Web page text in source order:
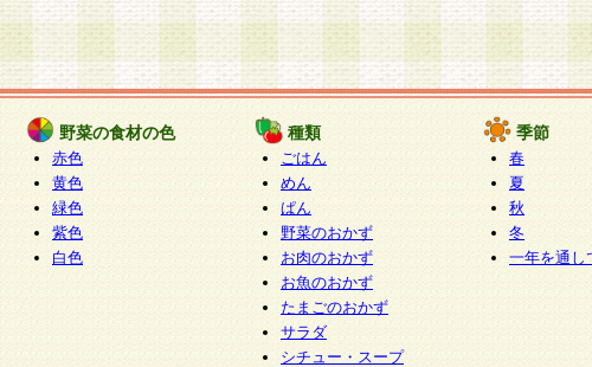
野菜の食材の色
赤色
黄色
緑色
紫色
白色
種類
ごはん
めん
ぱん
野菜のおかず
お肉のおかず
お魚のおかず
たまごのおかず
サラダ
シチュー・スープ
季節
春
夏
秋
冬
一年を通し